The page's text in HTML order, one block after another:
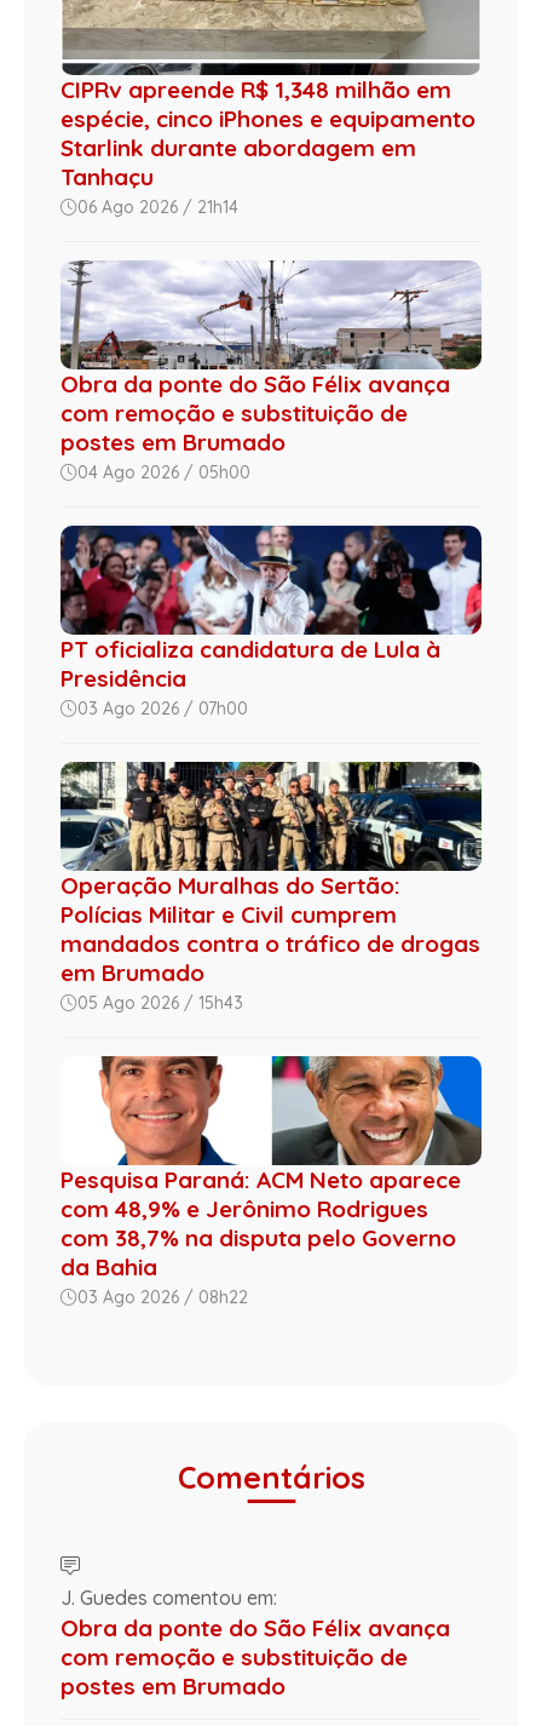
CIPRv apreende R$ 1,348 milhão em
espécie, cinco iPhones e equipamento
Starlink durante abordagem em
Tanhaçu
06 Ago 2026 / 21h14
Obra da ponte do São Félix avança
com remoção e substituição de
postes em Brumado
04 Ago 2026 / 05h00
PT oficializa candidatura de Lula à
Presidência
03 Ago 2026 / 07h00
Operação Muralhas do Sertão:
Polícias Militar e Civil cumprem
mandados contra o tráfico de drogas
em Brumado
05 Ago 2026 / 15h43
Pesquisa Paraná: ACM Neto aparece
com 48,9% e Jerônimo Rodrigues
com 38,7% na disputa pelo Governo
da Bahia
03 Ago 2026 / 08h22
Comentários
J. Guedes comentou em:
Obra da ponte do São Félix avança
com remoção e substituição de
postes em Brumado